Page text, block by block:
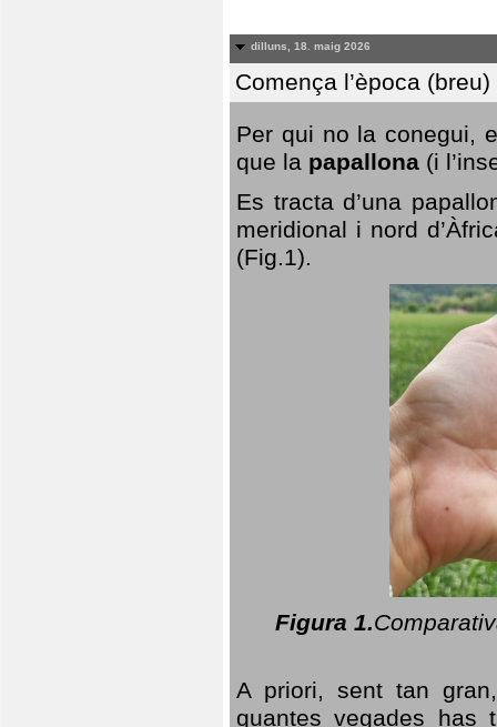
dilluns, 18. maig 2026
Comença l’època
Per qui no la conegui,
que la papallona (i
Es tracta d’una
meridional i nord
(Fig.1).
Figura 1.
A priori, sent tan
quantes vegades has